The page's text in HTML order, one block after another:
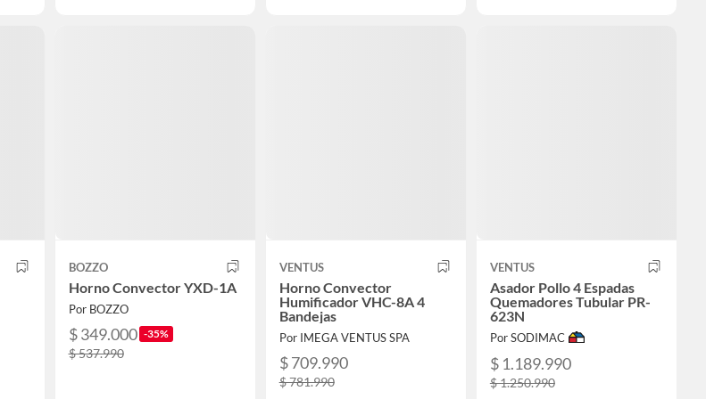
BOZZO
Horno Convector YXD-1A
Por BOZZO
$ 349.000 -35%
$ 537.990
VENTUS
Horno Convector
Humificador VHC-8A 4
Bandejas
Por IMEGA VENTUS SPA
$ 709.990
$ 781.990
VENTUS
Asador Pollo 4 Espadas
Quemadores Tubular PR-
623N
Por SODIMAC
$ 1.189.990
$ 1.250.990